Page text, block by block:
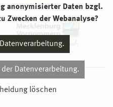
anonymisierter Daten bzgl.
Zwecken der Webanalyse?
Datenverarbeitung.
löschen
Wismar